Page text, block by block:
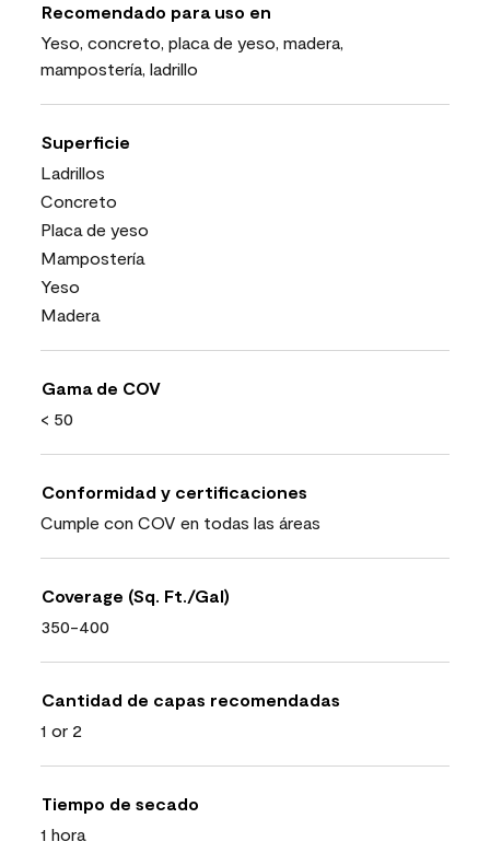
Recomendado para uso en
Yeso, concreto, placa de yeso, madera,
mampostería, ladrillo
Superficie
Ladrillos
Concreto
Placa de yeso
Mampostería
Yeso
Madera
Gama de COV
< 50
Conformidad y certificaciones
Cumple con COV en todas las áreas
Coverage (Sq. Ft./Gal)
350-400
Cantidad de capas recomendadas
1 or 2
Tiempo de secado
1 hora